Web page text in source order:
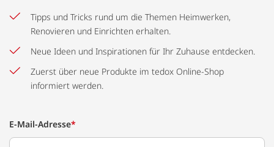
Tipps und Tricks rund um die Themen Heimwerken,
Renovieren und Einrichten erhalten.
Neue Ideen und Inspirationen für Ihr Zuhause entdecken.
Zuerst über neue Produkte im tedox Online-Shop
informiert werden.
E-Mail-Adresse*